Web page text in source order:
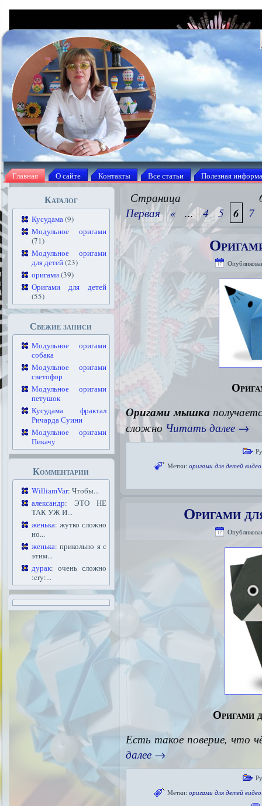
Главная О сайте Контакты Все статьи Полезная
Каталог
Кусудама(9)
Модульное оригами
(71)
Модульное оригами
для детей(23)
оригами(39)
Оригами для детей
(55)
Свежие записи
Модульное оригами
собака
Модульное оригами
светофор
Модульное оригами
петушок
Кусудама фрактал
Ричарда Суини
Модульное оригами
Пикачу
Комментарии
WilliamVar: Чтобы...
александр: ЭТО НЕ
ТАК УЖ И...
женька: жутко сложно
но...
женька: прикольно я с
этим...
дурак: очень сложно
:cry:...
Первая
« ... 4 5 6 7
Оригами мышка
сложно Читать далее →
Метки: оригами для детей видео
Оригами
Оригами
Есть такое поверие, что
далее →
Метки: оригами для детей видео